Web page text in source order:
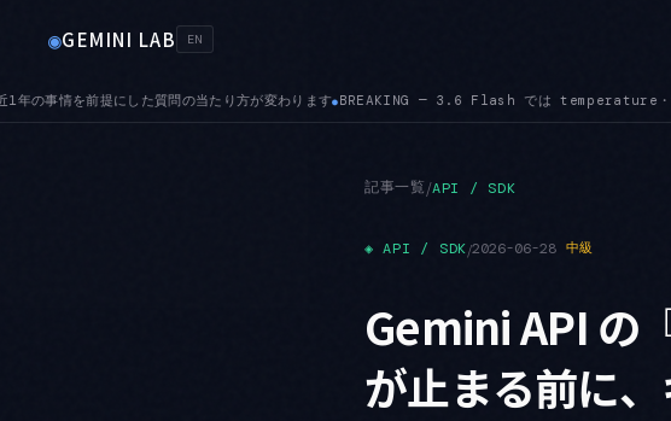
◉GEMINI LAB EN
— 3.6 Flash では temperature・top-K・top-P のカスタム値が無視され、frequency
記事一覧/API / SDK
◈ API / SDK/2026-06-28 中級
Gemini API の
が止まる前に